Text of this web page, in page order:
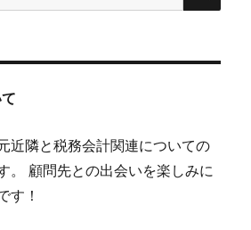
近隣と税務会計関連についての
。 顧問先との出会いを楽しみに
す！